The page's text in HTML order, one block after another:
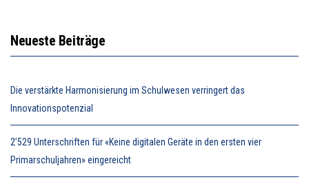
Neueste Beiträge
Die verstärkte Harmonisierung im Schulwesen verringert das
Innovationspotenzial
2’529 Unterschriften für «Keine digitalen Geräte in den ersten vier
Primarschuljahren» eingereicht